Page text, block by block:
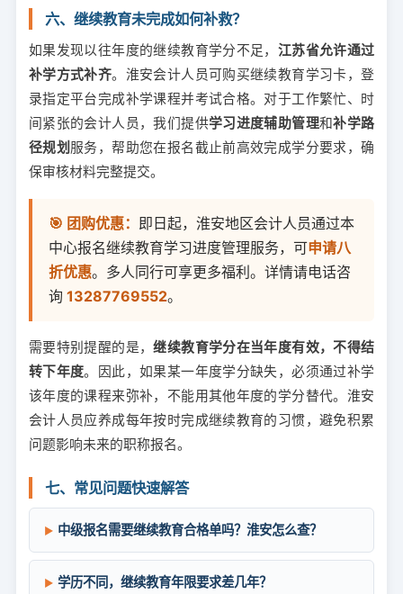
六、继续教育未完成如何补救？
如果发现以往年度的继续教育学分不足， 江苏省允许通过
补学方式补齐。淮安会计人员可购买继续教育学习卡，登
录指定平台完成补学课程并考试合格。对于工作繁忙、时
间紧张的会计人员，我们提供学习进度辅助管理和补学路
径规划 服务，帮助您在报名截止前高效完成学分要求，确
保审核材料完整提交。
🎯 团购优惠： 即日起，淮安地区会计人员通过本
中心报名继续教育学习进度管理服务，可申请八
折优惠。多人同行可享更多福利。详情请电话咨
询 13287769552。
需要特别提醒的是，继续教育学分在当年度有效，不得结
转下年度。因此，如果某一年度学分缺失，必须通过补学
该年度的课程来弥补，不能用其他年度的学分替代。淮安
会计人员应养成每年按时完成继续教育的习惯，避免积累
问题影响未来的职称报名。
七、常见问题快速解答
中级报名需要继续教育合格单吗？淮安怎么查？
学历不同，继续教育年限要求差几年？